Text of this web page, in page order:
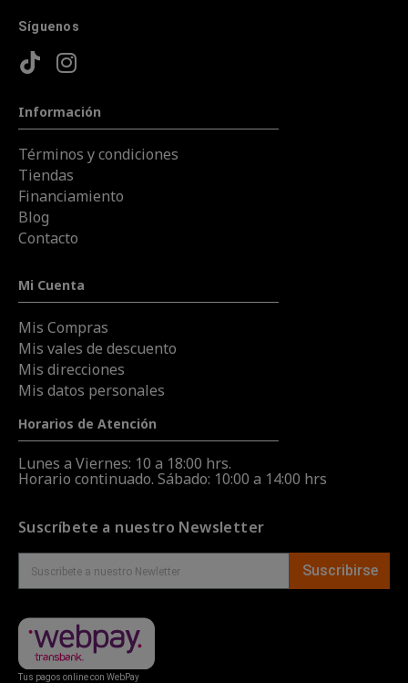
Síguenos
Información
Términos y condiciones
Tiendas
Financiamiento
Blog
Contacto
Mi Cuenta
Mis Compras
Mis vales de descuento
Mis direcciones
Mis datos personales
Horarios de Atención
Lunes a Viernes: 10 a 18:00 hrs.
Horario continuado. Sábado: 10:00 a 14:00 hrs
Suscríbete a nuestro Newsletter
Suscribirse
Tus pagos online con WebPay